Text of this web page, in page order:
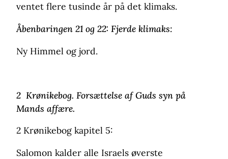
ventet flere tusinde år på det klimaks.
Åbenbaringen 21 og 22: Fjerde klimaks:
Ny Himmel og jord.
2 Krønikebog. Forsættelse af Guds syn på
Mands affære.
2 Krønikebog kapitel 5:
Salomon kalder alle Israels øverste